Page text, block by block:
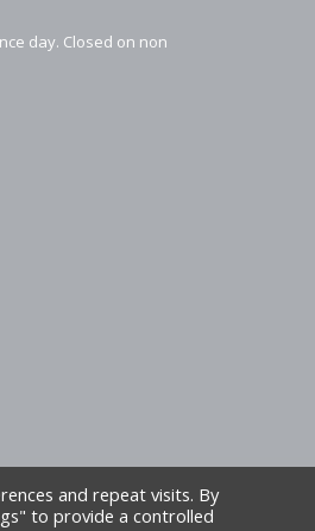
day. Closed on non
and repeat visits. By
to provide a controlled